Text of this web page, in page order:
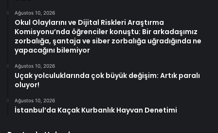
Ağustos 10, 2026
Okul Olaylarını ve Dijital Riskleri Araştırma
Komisyonu’nda öğrenciler konuştu: Bir arkadaşımız
zorbalığa, şantaja ve siber zorbalığa uğradığında ne
yapacağını bilemiyor
Ağustos 10, 2026
Uçak yolculuklarında çok büyük değişim: Artık paralı
oluyor!
Ağustos 10, 2026
İstanbul’da Kaçak Kurbanlık Hayvan Denetimi